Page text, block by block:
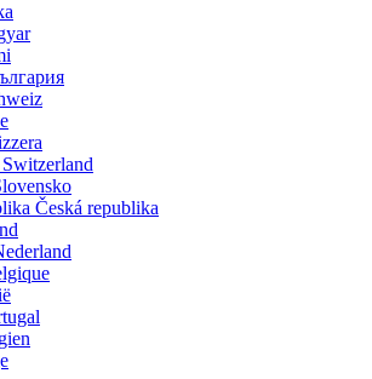
Switzerland
Česká republika